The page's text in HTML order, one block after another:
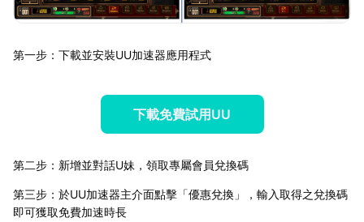
第一步：下載並安裝UU加速器應用程式
下載免費試用UU
第二步：新增並對話U妹，領取專屬會員兌換碼
第三步：於UU加速器主介面點擊「優惠兌換」，輸入取得之兌換碼
即可獲取免費加速時長